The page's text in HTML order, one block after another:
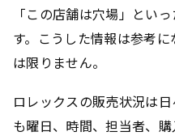
「この店舗は穴場」とい
す。こうした情報は参考
は限りません。
ロレックスの販売状況は
も曜日、時間、担当者、